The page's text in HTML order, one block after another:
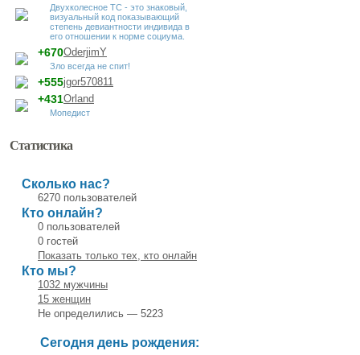
Двухколесное ТС - это знаковый,
визуальный код показывающий
степень девиантности индивида в
его отношении к норме социума.
OderjimY
+670
Зло всегда не спит!
jgor570811
+555
Orland
+431
Мопедист
Статистика
Сколько нас?
6270 пользователей
Кто онлайн?
0 пользователей
0 гостей
Показать только тех, кто онлайн
Кто мы?
1032 мужчины
15 женщин
Не определились — 5223
Сегодня день рождения: